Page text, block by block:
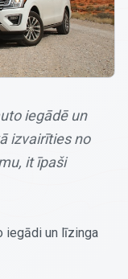
iegādē un
izvairīties no
it īpaši
iegādi un līzinga